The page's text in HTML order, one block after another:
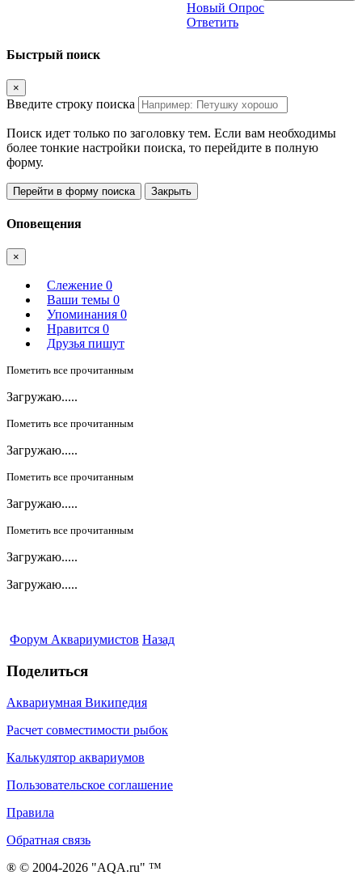
Новый Опрос
Ответить
Быстрый поиск
×
Введите строку поиска
Поиск идет только по заголовку тем. Если вам необходимы
более тонкие настройки поиска, то перейдите в полную
форму.
Перейти в форму поиска Закрыть
Оповещения
×
Слежение 0
Ваши темы 0
Упоминания 0
Нравится 0
Друзья пишут
Пометить все прочитанным
Загружаю.....
Пометить все прочитанным
Загружаю.....
Пометить все прочитанным
Загружаю.....
Пометить все прочитанным
Загружаю.....
Загружаю.....
Форум Аквариумистов Назад
Поделиться
Аквариумная Википедия
Расчет совместимости рыбок
Калькулятор аквариумов
Пользовательское соглашение
Правила
Обратная связь
® © 2004-2026 "AQA.ru" ™